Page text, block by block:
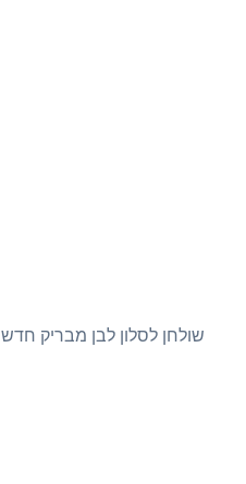
שולחן לסלון לבן מבריק חדש